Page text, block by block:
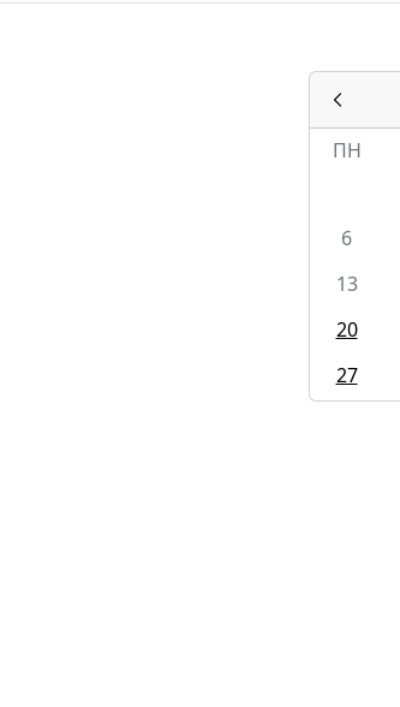
ПН
6
13
20
27